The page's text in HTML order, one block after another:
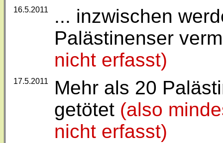
16.5.2011
... inzwischen
Palästinenser
nicht erfasst)
17.5.2011
Mehr als 20
getötet (also
nicht erfasst)